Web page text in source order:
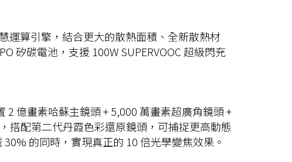
運算引擎，結合更大的散熱面積、全新散熱材
矽碳電池，支援 100W SUPERVOOC 超級閃充
億畫素哈蘇主鏡頭 + 5,000 萬畫素超廣角鏡頭 +
搭配第二代丹霞色彩還原鏡頭，可捕捉更高動態
的同時，實現真正的 10 倍光學變焦效果。